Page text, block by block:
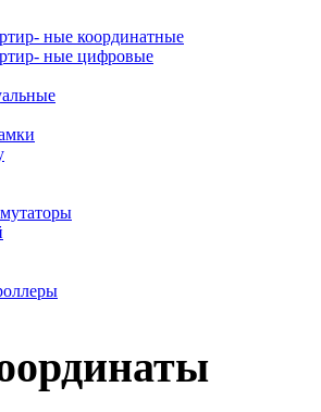
ные координатные
ные цифровые